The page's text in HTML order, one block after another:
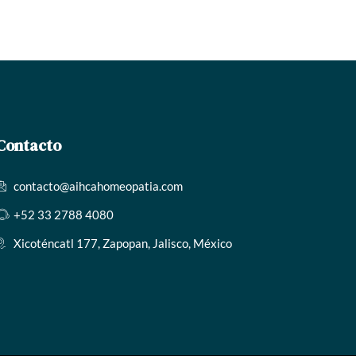
contacto@aihcahomeopatia.com
+52 33 2788 4080
Xicoténcatl 177, Zapopan, Jalisco, México